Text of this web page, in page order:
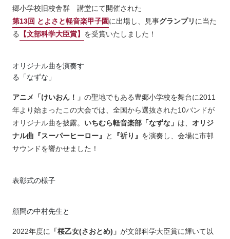
郷小学校旧校舎群 講堂にて開催された
第13回 とよさと軽音楽甲子園に出場し、見事グランプリ に当た
る
【文部科学大臣賞】 を受賞いたしました！
オリジナル曲を演奏す
る「なずな」
アニメ「けいおん！」 の聖地でもある豊郷小学校を舞台に2011
年より始まったこの大会では、全国から選抜された10バンドが
オリジナル曲を披露。 いちむら軽音楽部「なずな」 は、 オリジ
ナル曲『スーパーヒーロー』
と 『祈り』 を演奏し、会場に市邨
サウンドを響かせました！
表彰式の様子
顧問の中村先生と
2022年度に 「桜乙女(さおとめ)」 が文部科学大臣賞に輝いて以